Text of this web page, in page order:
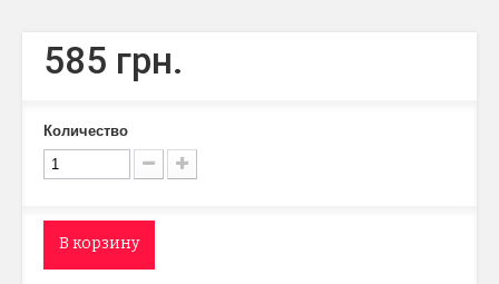
585 грн.
Количество
В корзину